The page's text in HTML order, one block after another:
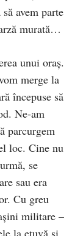
avem parte
murată…
unui oraş.
merge la
începuse să
Ne-am
parcurgem
loc. Cine nu
se
sau era
Cu greu
militare –
la etuvă şi,